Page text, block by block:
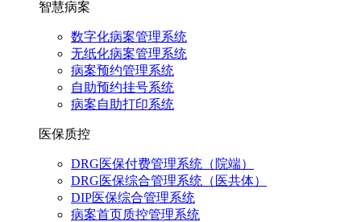
智慧病案
数字化病案管理系统
无纸化病案管理系统
病案预约管理系统
自助预约挂号系统
病案自助打印系统
医保质控
DRG医保付费管理系统（院端）
DRG医保综合管理系统（医共体）
DIP医保综合管理系统
病案首页质控管理系统